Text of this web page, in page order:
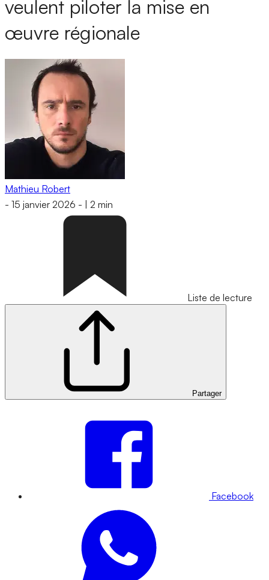
veulent piloter la mise en
œuvre régionale
Mathieu Robert
- 15 janvier 2026 - 2 min
Liste de lecture
Partager
Facebook